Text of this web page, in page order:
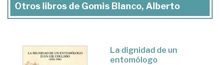
Otros libros de Gomis Blanco, Alberto
La dignidad de un
entomólogo